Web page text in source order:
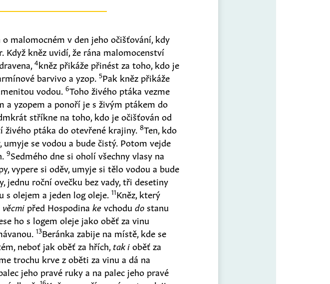
malomocném v den jeho očišťování, kdy
Když kněz uvidí, že rána malomocenství
4kněz přikáže přinést za toho, kdo je
barvivo a yzop.5Pak kněz přikáže
vodou.6Toho živého ptáka vezme
a yzopem a ponoří je s živým ptákem do
stříkne na toho, kdo je očišťován od
živého ptáka do otevřené krajiny.8Ten, kdo
umyje se vodou a bude čistý. Potom vejde
9Sedmého dne si oholí všechny vlasy na
vypere si oděv, umyje si tělo vodou a bude
jednu roční ovečku bez vady, tři desetiny
s olejem a jeden log oleje.11Kněz, který
věcmi před Hospodina kevchodudo stanu
ho s logem oleje jako oběť za vinu
13Beránka zabije na místě, kde se
neboť jak oběť za hřích, tak ioběť za
trochu krve z oběti za vinu a dá na
jeho pravé ruky a na palec jeho pravé